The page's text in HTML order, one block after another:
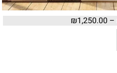
–
₪1,250.00